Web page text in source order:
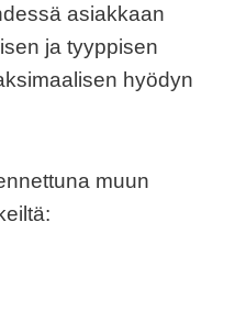
asiakkaan
ja tyyppisen
hyödyn
muun